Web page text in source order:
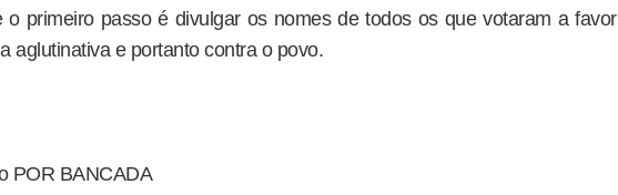
o primeiro passo é divulgar os nomes de todos os que votaram a favor
aglutinativa e portanto contra o povo.
POR BANCADA